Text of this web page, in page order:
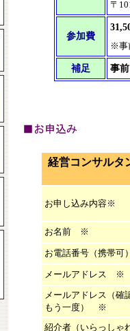
〒
参加費
※事
補足 事
経営コンサルタ
お申し込み内容※
お名前 ※
お電話番号（携帯
メールアドレス ※
メールアドレス（確
もう一度） ※
紹介者（いらっしゃ